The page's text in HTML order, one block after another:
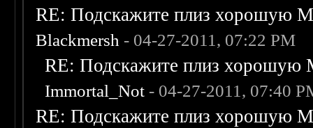
RE: Подскажите плиз хорошую
Blackmersh - 04-27-2011, 07:22 PM
RE: Подскажите плиз хорошую
Immortal_Not - 04-27-2011, 07:40
RE: Подскажите плиз хорошую